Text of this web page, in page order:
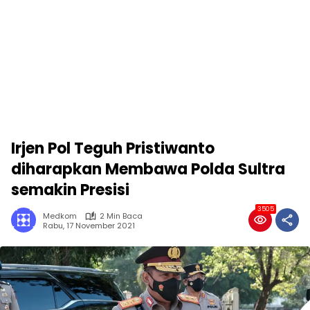
Irjen Pol Teguh Pristiwanto
diharapkan Membawa Polda Sultra
semakin Presisi
Medkom
2 Min Baca
Rabu, 17 November 2021
3505